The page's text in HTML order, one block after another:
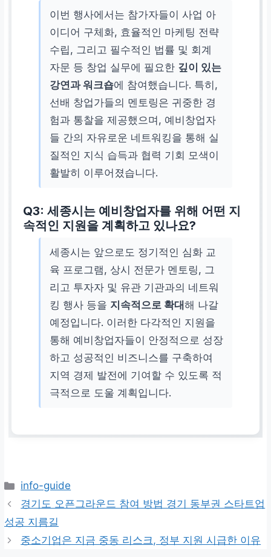
이번 행사에서는 참가자들이 사업 아
이디어 구체화, 효율적인 마케팅 전략
수립, 그리고 필수적인 법률 및 회계
자문 등 창업 실무에 필요한 깊이 있는
강연과 워크숍에 참여했습니다. 특히,
선배 창업가들의 멘토링은 귀중한 경
험과 통찰을 제공했으며, 예비창업자
들 간의 자유로운 네트워킹을 통해 실
질적인 지식 습득과 협력 기회 모색이
활발히 이루어졌습니다.
Q3: 세종시는 예비창업자를 위해 어떤 지
속적인 지원을 계획하고 있나요?
세종시는 앞으로도 정기적인 심화 교
육 프로그램, 상시 전문가 멘토링, 그
리고 투자자 및 유관 기관과의 네트워
킹 행사 등을 지속적으로 확대해 나갈
예정입니다. 이러한 다각적인 지원을
통해 예비창업자들이 안정적으로 성장
하고 성공적인 비즈니스를 구축하여
지역 경제 발전에 기여할 수 있도록 적
극적으로 도울 계획입니다.
카
테
리
info-guide
경기도 오픈그라운드 참여 방법 경기 동부권 스타트업
성공 지름길
중소기업은 지금 중동 리스크, 정부 지원 시급한 이유